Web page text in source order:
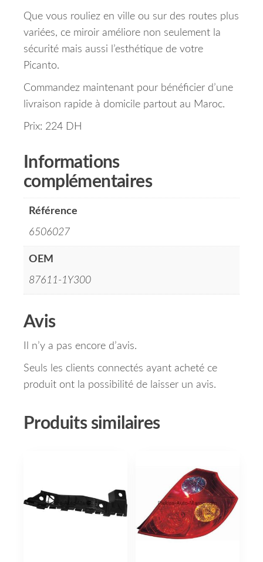
Que vous rouliez en ville ou sur des routes plus
variées, ce miroir améliore non seulement la
sécurité mais aussi l’esthétique de votre
Picanto.
Commandez maintenant pour bénéficier d’une
livraison rapide à domicile partout au Maroc.
Prix: 224 DH
Informations
complémentaires
Référence
6506027
OEM
87611-1Y300
Avis
Il n’y a pas encore d’avis.
Seuls les clients connectés ayant acheté ce
produit ont la possibilité de laisser un avis.
Produits similaires